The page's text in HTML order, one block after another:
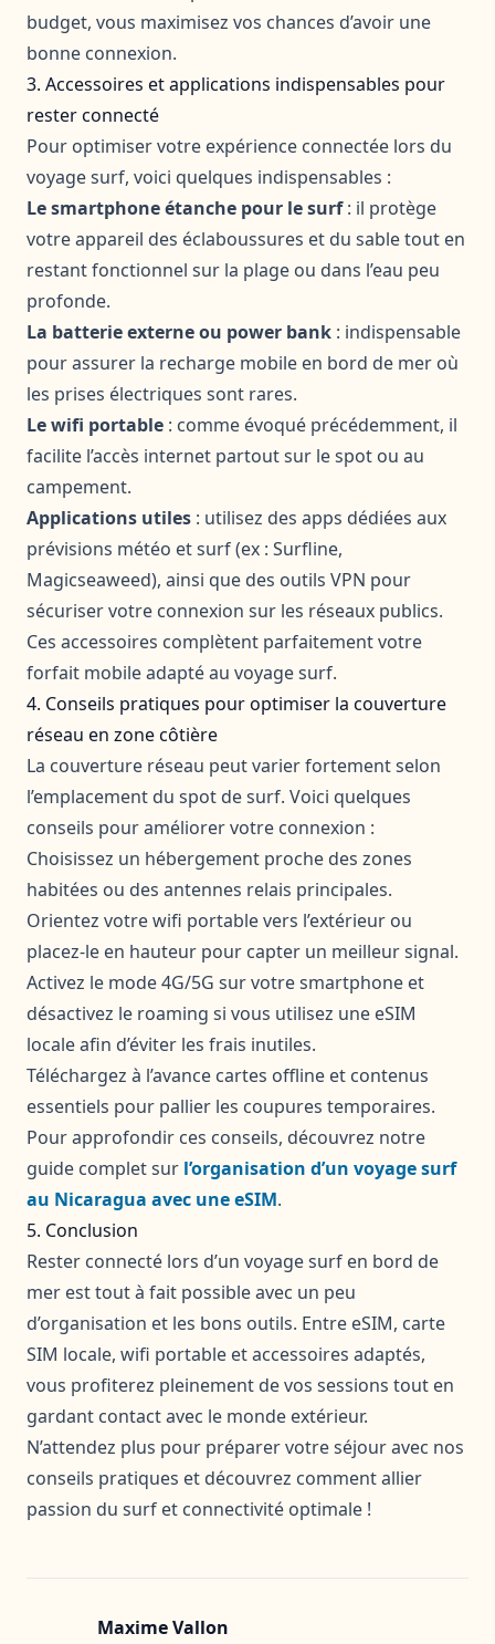
budget, vous maximisez vos chances d’avoir une
bonne connexion.
3. Accessoires et applications indispensables pour
rester connecté
Pour optimiser votre expérience connectée lors du
voyage surf, voici quelques indispensables :
Le smartphone étanche pour le surf: il protège
votre appareil des éclaboussures et du sable tout en
restant fonctionnel sur la plage ou dans l’eau peu
profonde.
La batterie externe ou power bank : indispensable
pour assurer la recharge mobile en bord de mer où
les prises électriques sont rares.
Le wifi portable : comme évoqué précédemment, il
facilite l’accès internet partout sur le spot ou au
campement.
Applications utiles : utilisez des apps dédiées aux
prévisions météo et surf (ex : Surfline,
Magicseaweed), ainsi que des outils VPN pour
sécuriser votre connexion sur les réseaux publics.
Ces accessoires complètent parfaitement votre
forfait mobile adapté au voyage surf.
4. Conseils pratiques pour optimiser la couverture
réseau en zone côtière
La couverture réseau peut varier fortement selon
l’emplacement du spot de surf. Voici quelques
conseils pour améliorer votre connexion :
Choisissez un hébergement proche des zones
habitées ou des antennes relais principales.
Orientez votre wifi portable vers l’extérieur ou
placez-le en hauteur pour capter un meilleur signal.
Activez le mode 4G/5G sur votre smartphone et
désactivez le roaming si vous utilisez une eSIM
locale afin d’éviter les frais inutiles.
Téléchargez à l’avance cartes offline et contenus
essentiels pour pallier les coupures temporaires.
Pour approfondir ces conseils, découvrez notre
guide complet sur l’organisation d’un voyage surf
au Nicaragua avec une eSIM.
5. Conclusion
Rester connecté lors d’un voyage surf en bord de
mer est tout à fait possible avec un peu
d’organisation et les bons outils. Entre eSIM, carte
SIM locale, wifi portable et accessoires adaptés,
vous profiterez pleinement de vos sessions tout en
gardant contact avec le monde extérieur.
N’attendez plus pour préparer votre séjour avec nos
conseils pratiques et découvrez comment allier
passion du surf et connectivité optimale !
Maxime Vallon